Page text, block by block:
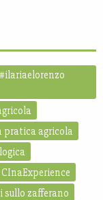
pratica agricola
CInaExperience
sullo zafferano